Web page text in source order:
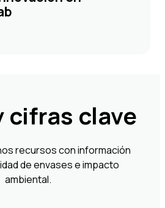
cifras clave
recursos con información
de envases e impacto
ambiental.